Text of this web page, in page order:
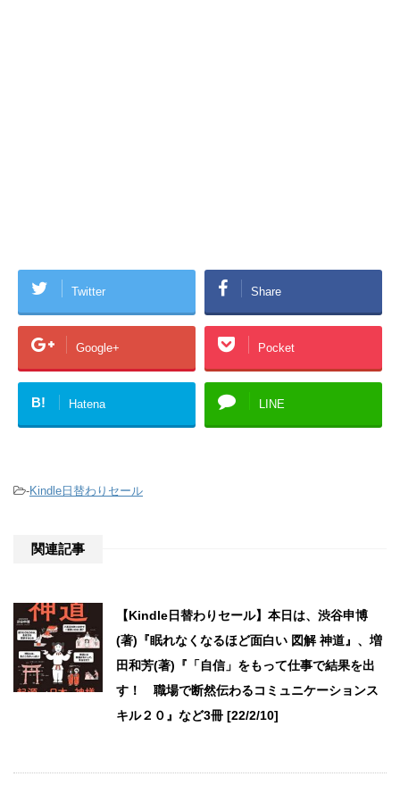
Twitter Share
Google+ Pocket
B! Hatena LINE
-Kindle日替わりセール
関連記事
【Kindle日替わりセール】本日は、渋谷申博
(著)『眠れなくなるほど面白い 図解 神道』、増
田和芳(著)『「自信」をもって仕事で結果を出
す！ 職場で断然伝わるコミュニケーションス
キル２０』など3冊 [22/2/10]